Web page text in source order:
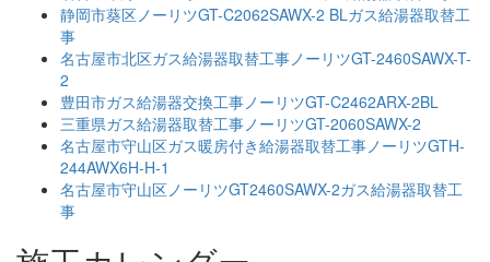
静岡市葵区ノーリツGT-C2062SAWX-2 BLガス給湯器取替工
事
名古屋市北区ガス給湯器取替工事ノーリツGT-2460SAWX-T-
2
豊田市ガス給湯器交換工事ノーリツGT-C2462ARX-2BL
三重県ガス給湯器取替工事ノーリツGT-2060SAWX-2
名古屋市守山区ガス暖房付き給湯器取替工事ノーリツGTH-
244AWX6H-H-1
名古屋市守山区ノーリツGT2460SAWX-2ガス給湯器取替工
事